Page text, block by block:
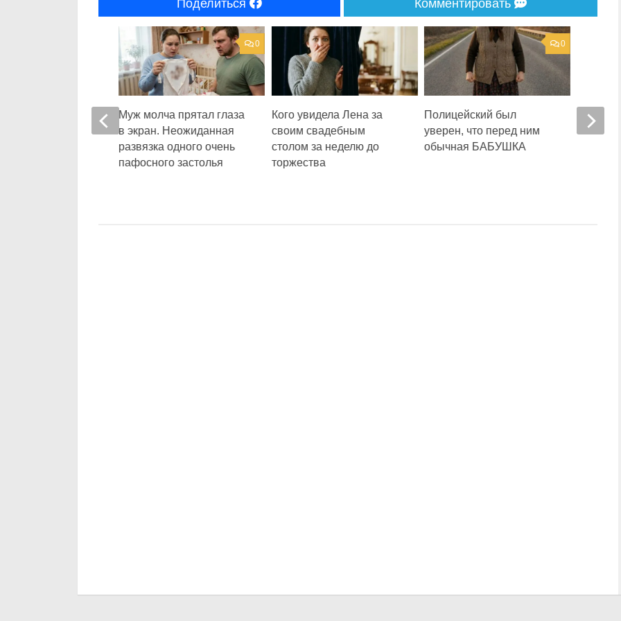
Поделиться Комментировать
Кого увидела Лена за
своим свадебным
столом за неделю до
торжества
0
Полицейский был
уверен, что перед ним
обычная БАБУШКА
что
0
Муж молча прятал глаза
в экран. Неожиданная
развязка одного очень
пафосного застолья